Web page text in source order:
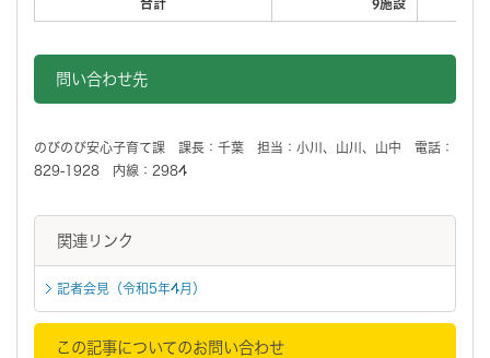
合計 9施設
問い合わせ先
のびのび安心子育て課 課長：千葉 担当：小川、山川、山中 電話：
829-1928 内線：2984
関連リンク
記者会見（令和5年4月）
この記事についてのお問い合わせ